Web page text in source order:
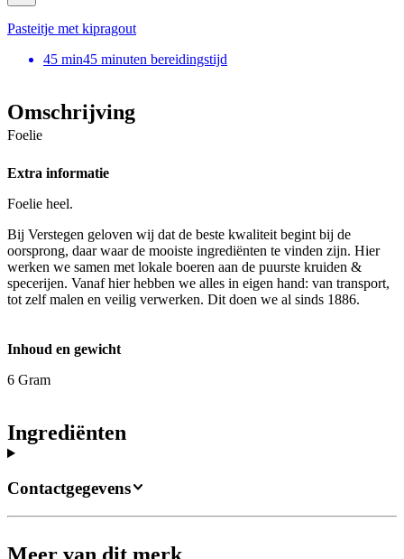
Pasteitje met kipragout
45 min45 minuten bereidingstijd
Omschrijving
Foelie
Extra informatie
Foelie heel.
Bij Verstegen geloven wij dat de beste kwaliteit begint bij de
oorsprong, daar waar de mooiste ingrediënten te vinden zijn. Hier
werken we samen met lokale boeren aan de puurste kruiden &
specerijen. Vanaf hier hebben we alles in eigen hand: van transport,
tot zelf malen en veilig verwerken. Dit doen we al sinds 1886.
Inhoud en gewicht
6 Gram
Ingrediënten
Contactgegevens
Meer van dit merk